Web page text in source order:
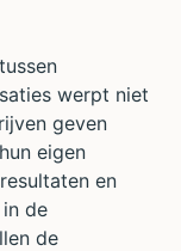
werpt niet
geven
eigen
en
de
de